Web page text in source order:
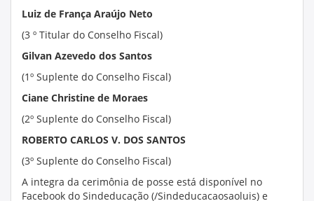
Luiz de França Araújo Neto
(3 º Titular do Conselho Fiscal)
Gilvan Azevedo dos Santos
(1º Suplente do Conselho Fiscal)
Ciane Christine de Moraes
(2º Suplente do Conselho Fiscal)
ROBERTO CARLOS V. DOS SANTOS
(3º Suplente do Conselho Fiscal)
A integra da cerimônia de posse está disponível no
Facebook do Sindeducação (/Sindeducacaosaoluis) e